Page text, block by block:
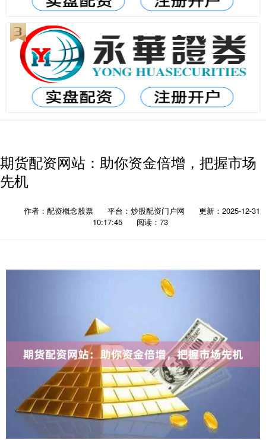
期货配资网站：助你资金倍增，把握市场
先机
作者：配资概念股票 平台：炒股配资门户网
更新：2025-12-31
10:17:45
阅读：73